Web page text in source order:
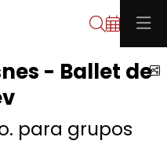
Buscar
- Ballet de
para grupos